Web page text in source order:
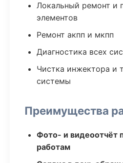
Локальный ремонт и
элементов
Ремонт акпп и мкпп
Диагностика всех
Чистка инжектора и
системы
Преимущества
Фото- и видеоотчёт
работам